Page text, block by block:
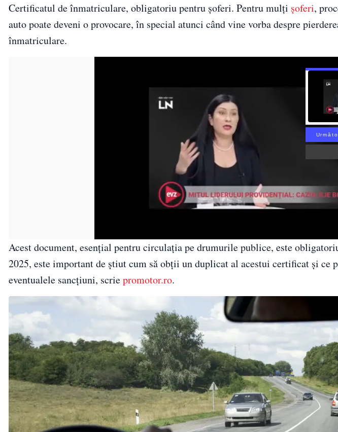
Certificatul de înmatriculare, obligatoriu pentru șoferi. Pentru mulți șoferi,
auto poate deveni o provocare, în special atunci când vine vorba despre
înmatriculare.
Acest document, esențial pentru circulația pe drumurile publice, este
2025, este important de știut cum să obții un duplicat al acestui certificat și ce
eventualele sancțiuni, scriepromotor.ro.